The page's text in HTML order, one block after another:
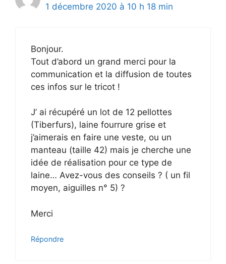
1 décembre 2020 à 10 h 18 min
Bonjour.
Tout d’abord un grand merci pour la
communication et la diffusion de toutes
ces infos sur le tricot !
J’ ai récupéré un lot de 12 pellottes
(Tiberfurs), laine fourrure grise et
j’aimerais en faire une veste, ou un
manteau (taille 42) mais je cherche une
idée de réalisation pour ce type de
laine… Avez-vous des conseils ? ( un fil
moyen, aiguilles n° 5) ?
Merci
Répondre